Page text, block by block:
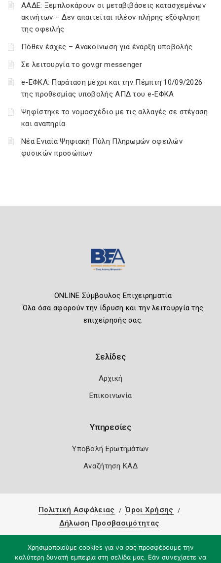
ΑΑΔΕ: Ξεμπλοκάρουν οι μεταβιβάσεις κατασχεμένων
ακινήτων – Δεν απαιτείται πλέον πλήρης εξόφληση
της οφειλής
Πόθεν έσχες – Ανακοίνωση για έναρξη υποβολής
Σε λειτουργία το gov.gr messenger
e-ΕΦΚΑ: Παράταση μέχρι και την Πέμπτη 10/09/2026
της προθεσμίας υποβολής ΑΠΔ του e-ΕΦΚΑ
Ψηφίστηκε το νομοσχέδιο με τις αλλαγές σε στέγαση
και αναπηρία
Νέα Ενιαία Ψηφιακή Πύλη Πληρωμών οφειλών
φυσικών προσώπων
ONLINE Σύμβουλος Επιχειρηματία
Όλα όσα αφορούν την ίδρυση και την λειτουργία της
επιχείρησής σας.
Σελίδες
Αρχική
Επικοινωνία
Υπηρεσίες
Υποβολή Ερωτημάτων
Αναζήτηση ΚΑΔ
Πολιτική Ασφάλειας
Όροι Χρήσης
Δήλωση Προσβασιμότητας
Χρησιμοποιούμε cookies για να σας προσφέρουμε την
καλύτερη δυνατή εμπειρία στη σελίδα μας. Εάν συνεχίσετε να